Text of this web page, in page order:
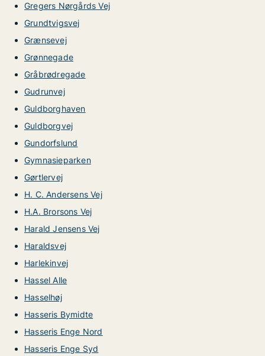
Gregers Nørgårds Vej
Grundtvigsvej
Grænsevej
Grønnegade
Gråbrødregade
Gudrunvej
Guldborghaven
Guldborgvej
Gundorfslund
Gymnasieparken
Gørtlervej
H. C. Andersens Vej
H.A. Brorsons Vej
Harald Jensens Vej
Haraldsvej
Harlekinvej
Hassel Alle
Hasselhøj
Hasseris Bymidte
Hasseris Enge Nord
Hasseris Enge Syd